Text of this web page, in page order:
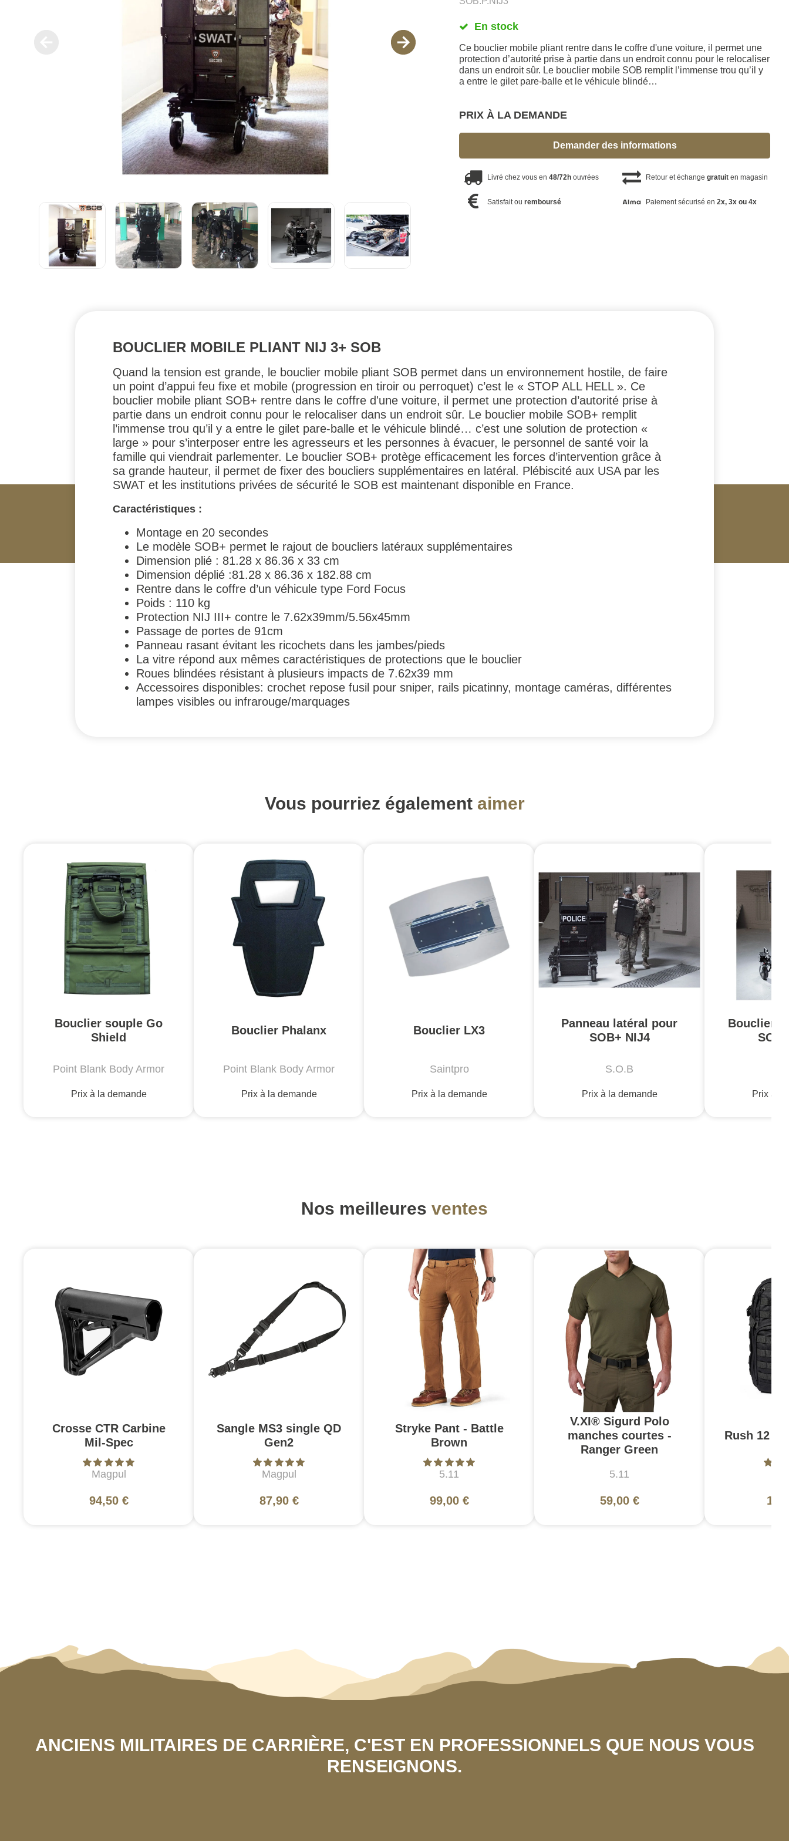
En stock
Ce bouclier mobile pliant rentre dans le coffre d'une voiture, il permet une
protection d’autorité prise à partie dans un endroit connu pour le relocaliser
dans un endroit sûr. Le bouclier mobile SOB remplit l’immense trou qu’il y
a entre le gilet pare-balle et le véhicule blindé…
PRIX À LA DEMANDE
Demander des informations
Livré chez vous en48/72h ouvrées Retour et échange gratuiten magasin
Satisfait ouremboursé Paiement sécurisé en 2x, 3x ou 4x
BOUCLIER MOBILE PLIANT NIJ 3+ SOB
Quand la tension est grande, le bouclier mobile pliant SOB permet dans un environnement hostile, de faire
un point d’appui feu fixe et mobile (progression en tiroir ou perroquet) c’est le « STOP ALL HELL ». Ce
bouclier mobile pliant SOB+ rentre dans le coffre d'une voiture, il permet une protection d’autorité prise à
partie dans un endroit connu pour le relocaliser dans un endroit sûr. Le bouclier mobile SOB+ remplit
l’immense trou qu’il y a entre le gilet pare-balle et le véhicule blindé… c’est une solution de protection «
large » pour s’interposer entre les agresseurs et les personnes à évacuer, le personnel de santé voir la
famille qui viendrait parlementer. Le bouclier SOB+ protège efficacement les forces d’intervention grâce à
sa grande hauteur, il permet de fixer des boucliers supplémentaires en latéral. Plébiscité aux USA par les
SWAT et les institutions privées de sécurité le SOB est maintenant disponible en France.
Caractéristiques :
Montage en 20 secondes
Le modèle SOB+ permet le rajout de boucliers latéraux supplémentaires
Dimension plié : 81.28 x 86.36 x 33 cm
Dimension déplié :81.28 x 86.36 x 182.88 cm
Rentre dans le coffre d’un véhicule type Ford Focus
Poids : 110 kg
Protection NIJ III+ contre le 7.62x39mm/5.56x45mm
Passage de portes de 91cm
Panneau rasant évitant les ricochets dans les jambes/pieds
La vitre répond aux mêmes caractéristiques de protections que le bouclier
Roues blindées résistant à plusieurs impacts de 7.62x39 mm
Accessoires disponibles: crochet repose fusil pour sniper, rails picatinny, montage caméras, différentes
lampes visibles ou infrarouge/marquages
Vous pourriez également aimer
Bouclier souple Go
Shield
Point Blank Body Armor
Prix à la demande
Bouclier Phalanx
Point Blank Body Armor
Prix à la demande
Bouclier LX3
Saintpro
Prix à la demande
Panneau latéral pour
SOB+ NIJ4
S.O.B
Prix à la demande
Bouclier
SOB
Prix à la
Nos meilleures ventes
Crosse CTR Carbine
Mil-Spec
Magpul
94,50 €
Sangle MS3 single QD
Gen2
Magpul
87,90 €
Stryke Pant - Battle
Brown
5.11
99,00 €
V.XI® Sigurd Polo
manches courtes -
Ranger Green
5.11
59,00 €
Rush 12
ANCIENS MILITAIRES DE CARRIÈRE, C'EST EN PROFESSIONNELS QUE NOUS VOUS
RENSEIGNONS.